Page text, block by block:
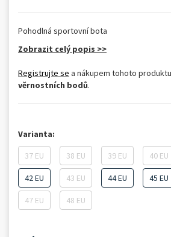
Pohodlná sportovní bota
Zobrazit celý popis >>
Registrujte se a nákupem tohoto
věrnostních bodů.
Varianta:
37 EU
38 EU 39 EU 40 EU
42 EU 43 EU 44 EU 45 EU
47 EU 48 EU